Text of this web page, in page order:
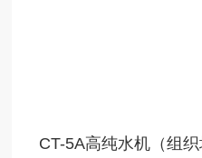
CT-5A高纯水机（组织